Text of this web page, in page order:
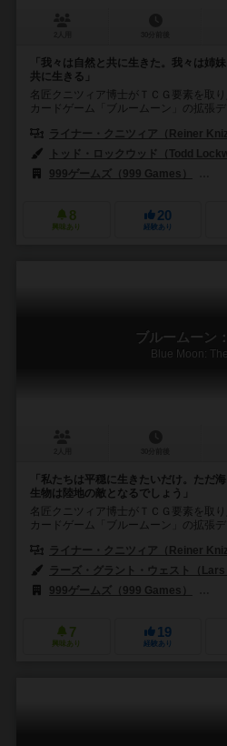
「我々は自然と共に生きた。我々は姉
共に生きる」
名匠クニツィア博士がＴＣＧ要素を取
カードゲーム「ブルームーン」の拡張
ライナー・クニツィア（Reiner
トッド・ロックウッド（Todd
999ゲームズ（999 Games）
8
興味あり
20
経験あり
ブルームーン
Blue Moon:
「私たちは平穏に生きたいだけ。ただ
生物は陸地の敵となるでしょう」
名匠クニツィア博士がＴＣＧ要素を取
カードゲーム「ブルームーン」の拡張デ
ライナー・クニツィア（Reiner
ラーズ・グラント・ウェスト（Lars
999ゲームズ（999 Games）
7
興味あり
19
経験あり